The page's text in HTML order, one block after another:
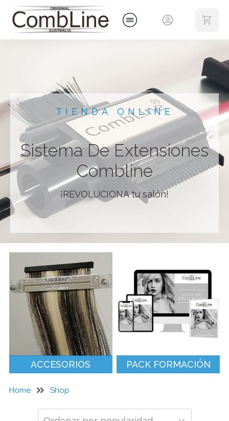
TIENDA ONLINE
Sistema De Extensiones
Combline
¡REVOLUCIONA tu salón!
ACCESORIOS PACK FORMACIÓN
Home Shop